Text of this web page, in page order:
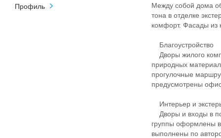
Профиль
Между собой дома
тона в отделке
комфорт. Фасады из
Благоустройство
Дворы жилого
природных
прогулочные
предусмотрены
Интерьер и
Дворы и входы в
группы оформлены
выполнены по